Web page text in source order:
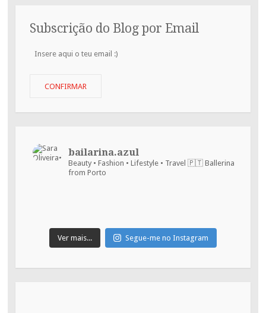
Subscrição do Blog por Email
Insere
CONFIRMAR
bailarina.azul
Beauty • Fashion • Lifestyle • Travel 🇵🇹 Ballerina
from Porto
Ver mais... Segue-me no Instagram